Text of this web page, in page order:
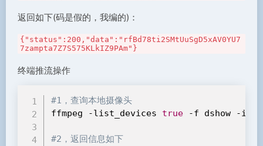
返回如下(码是假的，我编的)：
{"status":200,"data":"rfBd78ti2SMtUuSgD5xAV0YU7
7zampta7Z7S575KLkIZ9PAm"}
终端推流操作
#1，查询本地摄像头
ffmpeg -list_devices true -f dshow -i
#2，返回信息如下